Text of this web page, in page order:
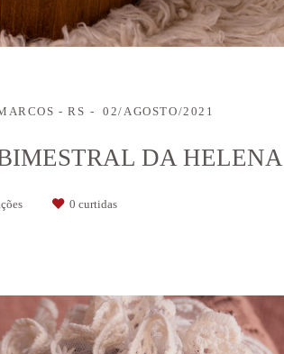
- RS 02/AGOSTO/2021
DA HELENA
0 curtidas